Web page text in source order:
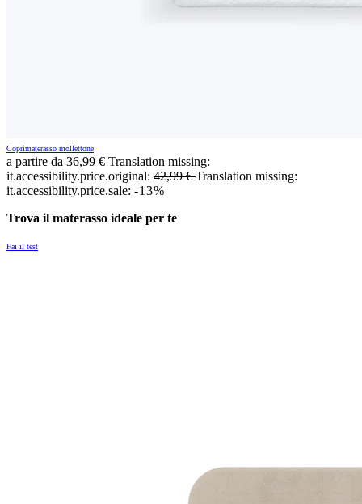
Coprimaterasso mollettone
a partire da 36,99 € Translation missing:
it.accessibility.price.original: 42,99 €Translation missing:
it.accessibility.price.sale: -13%
Trova il materasso ideale per te
Fai il test